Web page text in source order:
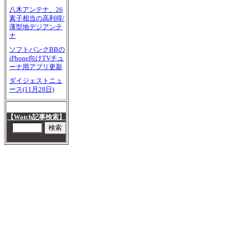
八木アンテナ、26
素子相当の高利得/
薄型地デジアンテ
ナ
ソフトバンクBBの
iPhone向けTVチュ
ーナ用アプリ更新
ダイジェストニュ
ース(11月28日)
【Watch記事検索】